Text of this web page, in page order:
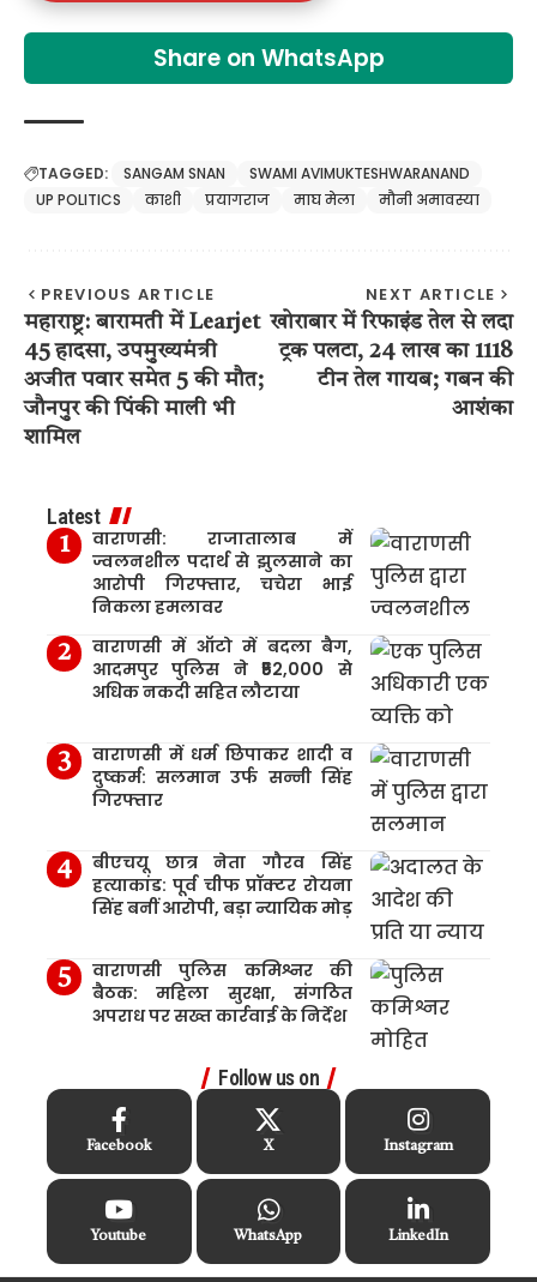
Share on WhatsApp
TAGGED: SANGAM SNAN
SWAMI AVIMUKTESHWARANAND
UP POLITICS
काशी प्रयागराज माघ मेला मौनी अमावस्या
PREVIOUS ARTICLE
महाराष्ट्र: बारामती में Learjet
45 हादसा, उपमुख्यमंत्री
अजीत पवार समेत 5 की मौत;
जौनपुर की पिंकी माली भी
शामिल
NEXT ARTICLE
खोराबार में रिफाइंड तेल से लदा
ट्रक पलटा, 24 लाख का 1118
टीन तेल गायब; गबन की
आशंका
Latest
वाराणसी: राजातालाब में
ज्वलनशील पदार्थ से झुलसाने का
आरोपी गिरफ्तार, चचेरा भाई
निकला हमलावर
वाराणसी में ऑटो में बदला बैग,
आदमपुर पुलिस ने ₹52,000 से
अधिक नकदी सहित लौटाया
वाराणसी में धर्म छिपाकर शादी व
दुष्कर्म: सलमान उर्फ सन्नी सिंह
गिरफ्तार
बीएचयू छात्र नेता गौरव सिंह
हत्याकांड: पूर्व चीफ प्रॉक्टर रोयना
सिंह बनीं आरोपी, बड़ा न्यायिक मोड़
वाराणसी पुलिस कमिश्नर की
बैठक: महिला सुरक्षा, संगठित
अपराध पर सख्त कार्रवाई के निर्देश
Follow us on
Facebook X Instagram
Youtube WhatsApp LinkedIn